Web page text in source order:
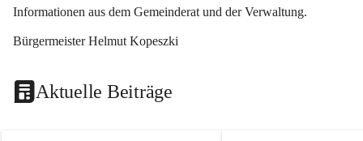
Informationen aus dem Gemeinderat und der Verwaltung.
Bürgermeister Helmut Kopeszki
Aktuelle Beiträge